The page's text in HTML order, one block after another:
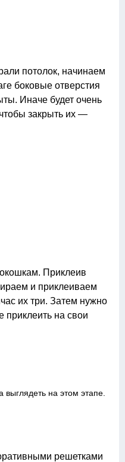
потолок, начинаем
боковые отверстия
Иначе будет очень
закрыть их —
Приклеив
и приклеиваем
их три. Затем нужно
приклеить на свои
решетками